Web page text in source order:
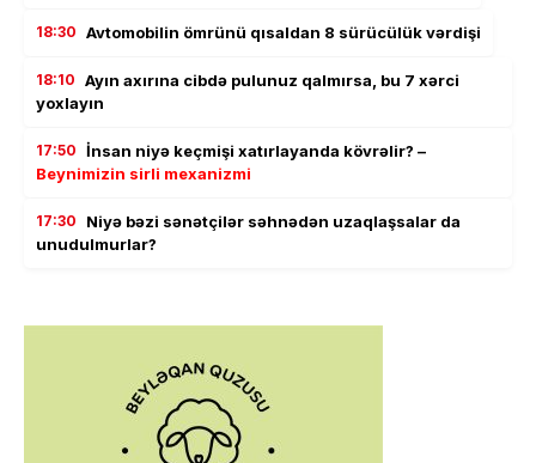
18:30 Avtomobilin ömrünü qısaldan 8 sürücülük vərdişi
18:10 Ayın axırına cibdə pulunuz qalmırsa, bu 7 xərci
yoxlayın
17:50 İnsan niyə keçmişi xatırlayanda kövrəlir? –
Beynimizin sirli mexanizmi
17:30
Niyə bəzi sənətçilər səhnədən uzaqlaşsalar da
unudulmurlar?